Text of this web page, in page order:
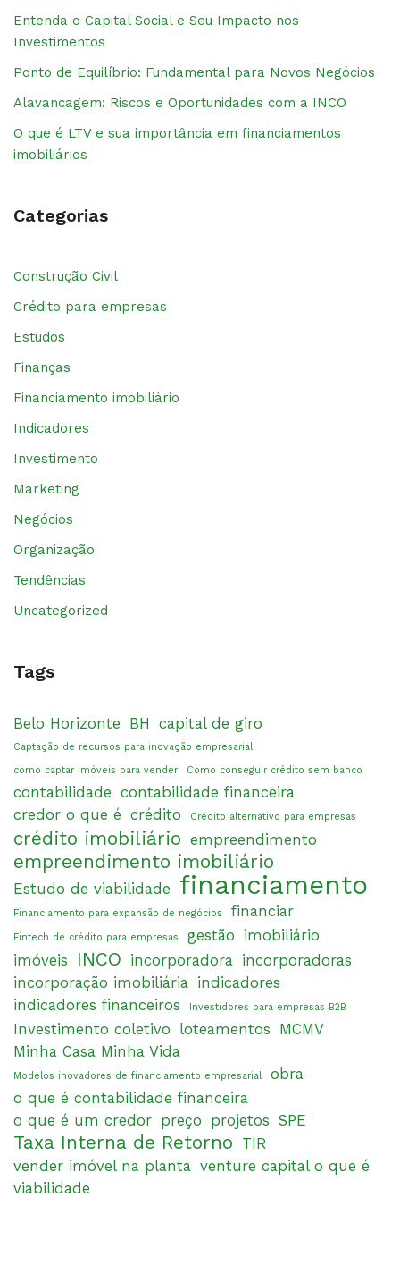
Entenda o Capital Social e Seu Impacto nos
Investimentos
Ponto de Equilíbrio: Fundamental para Novos Negócios
Alavancagem: Riscos e Oportunidades com a INCO
O que é LTV e sua importância em financiamentos
imobiliários
Categorias
Construção Civil
Crédito para empresas
Estudos
Finanças
Financiamento imobiliário
Indicadores
Investimento
Marketing
Negócios
Organização
Tendências
Uncategorized
Tags
Belo Horizonte BH capital de giro
Captação de recursos para inovação empresarial
como captar imóveis para vender
Como conseguir crédito sem banco
contabilidade contabilidade financeira
credor o que é crédito Crédito alternativo para empresas
crédito imobiliário empreendimento
empreendimento imobiliário
Estudo de viabilidade financiamento
Financiamento para expansão de negócios financiar
Fintech de crédito para empresas gestão imobiliário
imóveis
INCO incorporadora incorporadoras
incorporação imobiliária indicadores
indicadores financeiros
Investidores para empresas B2B
Investimento coletivo loteamentos MCMV
Minha Casa Minha Vida
Modelos inovadores de financiamento empresarial
obra
o que é contabilidade financeira
o que é um credor preço projetos SPE
Taxa Interna de Retorno TIR
vender imóvel na planta venture capital o que é
viabilidade